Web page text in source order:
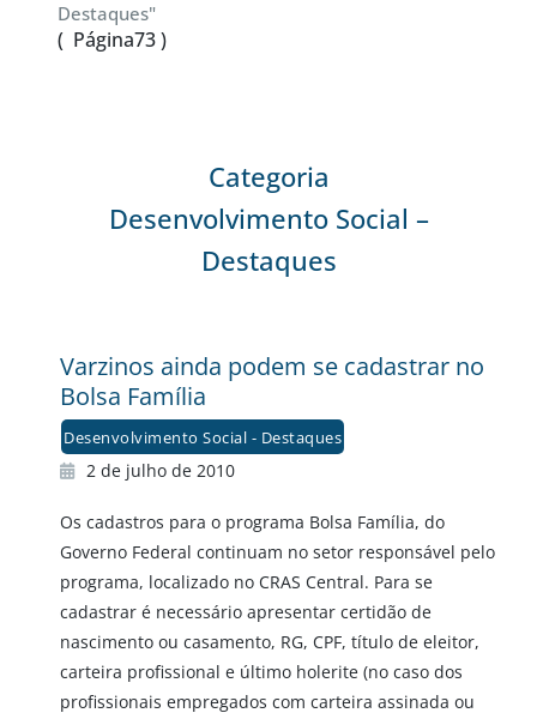
Destaques"
( Página73 )
Categoria
Desenvolvimento Social –
Destaques
Varzinos ainda podem se cadastrar no
Bolsa Família
Desenvolvimento Social - Destaques
2 de julho de 2010
Os cadastros para o programa Bolsa Família, do
Governo Federal continuam no setor responsável pelo
programa, localizado no CRAS Central. Para se
cadastrar é necessário apresentar certidão de
nascimento ou casamento, RG, CPF, título de eleitor,
carteira profissional e último holerite (no caso dos
profissionais empregados com carteira assinada ou